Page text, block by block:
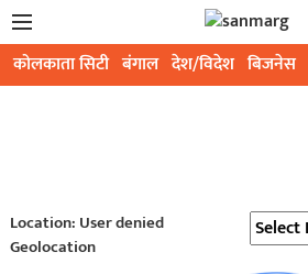
कोलकाता सिटी बंगाल देश/विदेश बिजनेस
Location: User denied
Geolocation